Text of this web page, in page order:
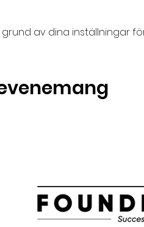
av dina inställningar